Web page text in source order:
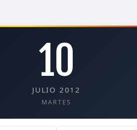
10
JULIO 2012
MARTES